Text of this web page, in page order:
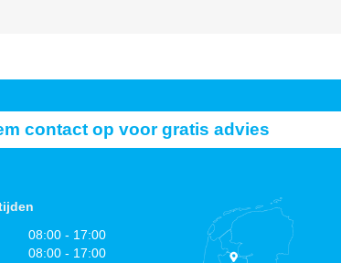
contact op voor gratis advies
08:00 - 17:00
08:00 - 17:00